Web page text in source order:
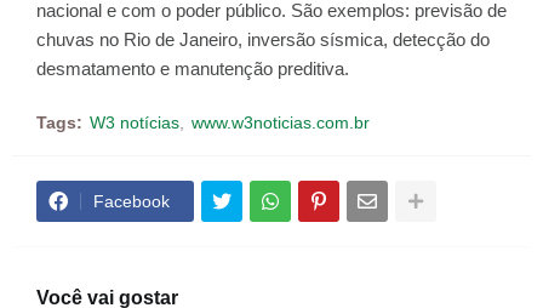
nacional e com o poder público. São exemplos: previsão de
chuvas no Rio de Janeiro, inversão sísmica, detecção do
desmatamento e manutenção preditiva.
Tags: W3 notícias www.w3noticias.com.br
Facebook
Você vai gostar